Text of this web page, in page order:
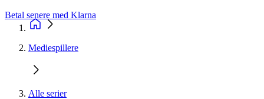
Betal senere med Klarna
Mediespillere
Alle serier